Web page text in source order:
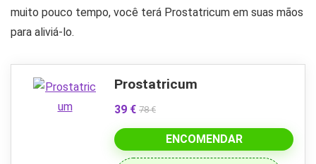
muito pouco tempo, você terá Prostatricum em suas mãos
para aliviá-lo.
Prostatricum
39 € 78 €
ENCOMENDAR